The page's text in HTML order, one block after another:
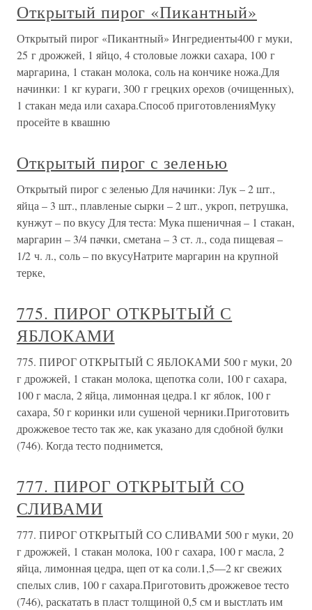
Открытый пирог «Пикантный»
Открытый пирог «Пикантный» Ингредиенты400 г муки,
25 г дрожжей, 1 яйцо, 4 столовые ложки сахара, 100 г
маргарина, 1 стакан молока, соль на кончике ножа.Для
начинки: 1 кг кураги, 300 г грецких орехов (очищенных),
1 стакан меда или сахара.Способ приготовленияМуку
просейте в квашню
Открытый пирог с зеленью
Открытый пирог с зеленью Для начинки: Лук – 2 шт.,
яйца – 3 шт., плавленые сырки – 2 шт., укроп, петрушка,
кунжут – по вкусу Для теста: Мука пшеничная – 1 стакан,
маргарин – 3/4 пачки, сметана – 3 ст. л., сода пищевая –
1/2 ч. л., соль – по вкусуНатрите маргарин на крупной
терке,
775. ПИРОГ ОТКРЫТЫЙ С
ЯБЛОКАМИ
775. ПИРОГ ОТКРЫТЫЙ С ЯБЛОКАМИ 500 г муки, 20
г дрожжей, 1 стакан молока, щепотка соли, 100 г сахара,
100 г масла, 2 яйца, лимонная цедра.1 кг яблок, 100 г
сахара, 50 г коринки или сушеной черники.Приготовить
дрожжевое тесто так же, как указано для сдобной булки
(746). Когда тесто поднимется,
777. ПИРОГ ОТКРЫТЫЙ СО
СЛИВАМИ
777. ПИРОГ ОТКРЫТЫЙ СО СЛИВАМИ 500 г муки, 20
г дрожжей, 1 стакан молока, 100 г сахара, 100 г масла, 2
яйца, лимонная цедра, щеп от ка соли.1,5—2 кг свежих
спелых слив, 100 г сахара.Приготовить дрожжевое тесто
(746), раскатать в пласт толщиной 0,5 см и выстлать им